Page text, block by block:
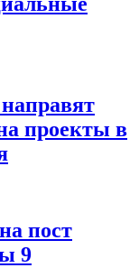
проекты в
пост
9